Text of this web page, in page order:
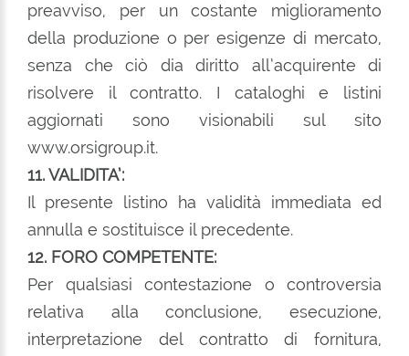
preavviso, per un costante miglioramento
della produzione o per esigenze di mercato,
senza che ciò dia diritto all’acquirente di
risolvere il contratto. I cataloghi e listini
aggiornati sono visionabili sul sito
www.orsigroup.it.
11. VALIDITA’:
Il presente listino ha validità immediata ed
annulla e sostituisce il precedente.
12. FORO COMPETENTE:
Per qualsiasi contestazione o controversia
relativa alla conclusione, esecuzione,
interpretazione del contratto di fornitura,